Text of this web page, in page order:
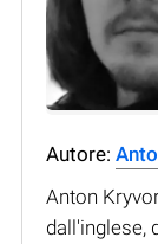
Autore:
Anton
dall'inglese,